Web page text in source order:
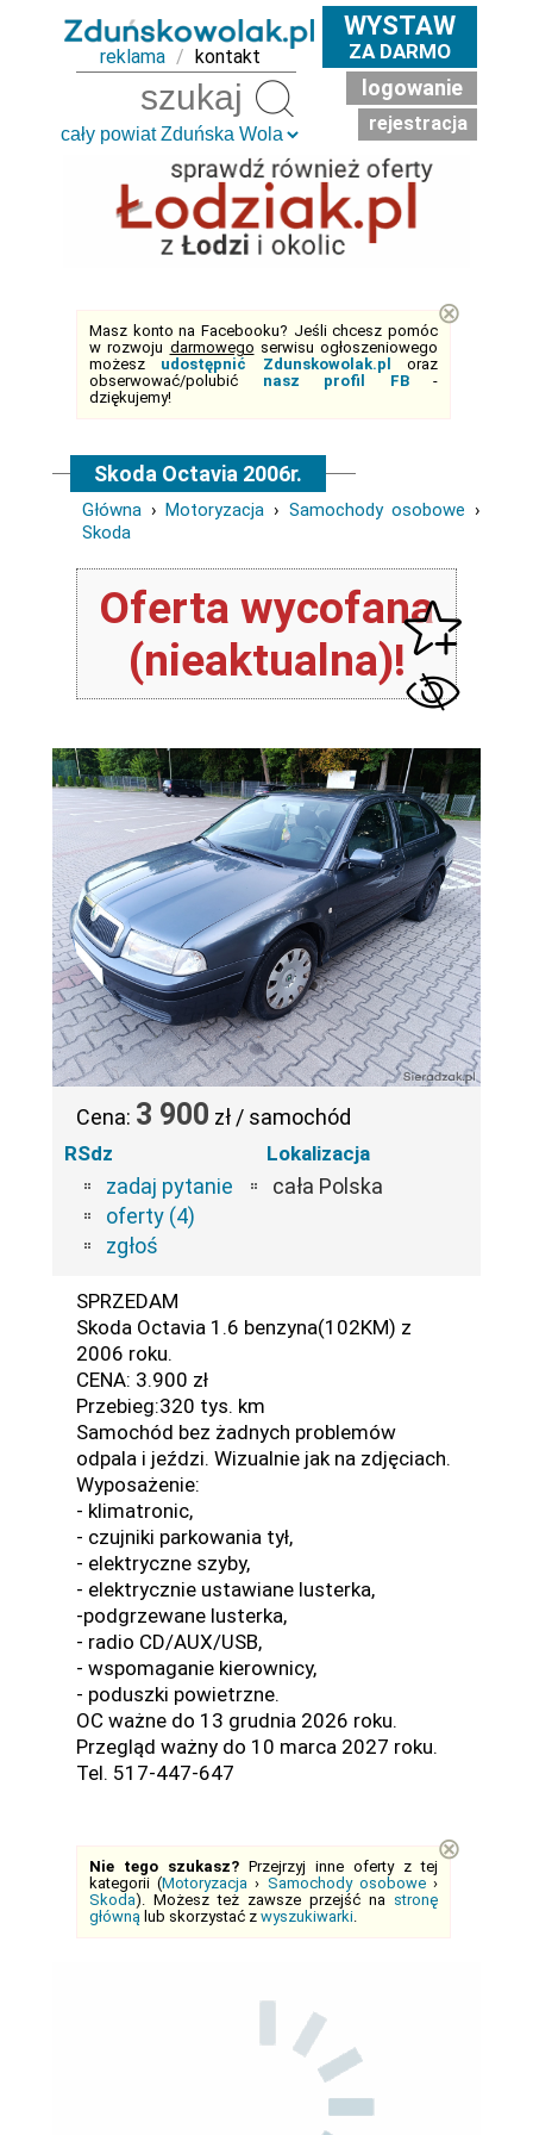
reklama / kontakt
WYSTAW
ZA DARMO
logowanie
rejestracja
Masz konto na Facebooku? Jeśli chcesz pomóc
w rozwoju darmowego serwisu ogłoszeniowego
możesz udostępnić Zdunskowolak.pl
oraz
obserwować/polubić nasz profil FB-
dziękujemy!
⊗
Skoda Octavia 2006r.
Główna ›Motoryzacja › Samochody osobowe ›
Skoda
Oferta wycofana
(nieaktualna)!
Cena: 3 900 zł / samochód
RSdz
zadaj pytanie
oferty (4)
zgłoś
Lokalizacja
cała Polska
SPRZEDAM
Skoda Octavia 1.6 benzyna(102KM) z
2006 roku.
CENA: 3.900 zł
Przebieg:320 tys. km
Samochód bez żadnych problemów
odpala i jeździ. Wizualnie jak na zdjęciach.
Wyposażenie:
- klimatronic,
- czujniki parkowania tył,
- elektryczne szyby,
- elektrycznie ustawiane lusterka,
-podgrzewane lusterka,
- radio CD/AUX/USB,
- wspomaganie kierownicy,
- poduszki powietrzne.
OC ważne do 13 grudnia 2026 roku.
Przegląd ważny do 10 marca 2027 roku.
Tel. 517-447-647
Nie tego szukasz? Przejrzyj inne oferty z tej
kategorii (Motoryzacja › Samochody osobowe›
Skoda). Możesz też zawsze przejść na stronę
główną lub skorzystać z wyszukiwarki.
⊗